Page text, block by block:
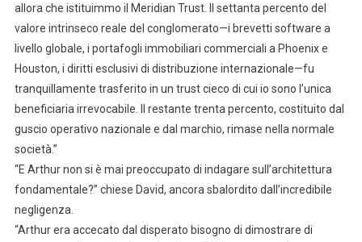
allora che istituimmo il Meridian Trust. Il settanta percento del
valore intrinseco reale del conglomerato—i brevetti software a
livello globale, i portafogli immobiliari commerciali a Phoenix e
Houston, i diritti esclusivi di distribuzione internazionale—fu
tranquillamente trasferito in un trust cieco di cui io sono l’unica
beneficiaria irrevocabile. Il restante trenta percento, costituito dal
guscio operativo nazionale e dal marchio, rimase nella normale
società.”
“E Arthur non si è mai preoccupato di indagare sull’architettura
fondamentale?” chiese David, ancora sbalordito dall’incredibile
negligenza.
“Arthur era accecato dal disperato bisogno di dimostrare di